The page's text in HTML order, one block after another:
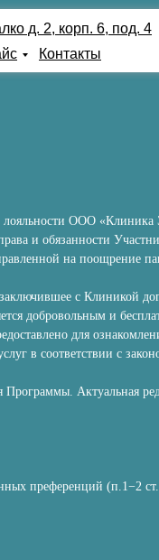
Контакты
д. 2, корп. 6, под. 4
ООО
и обязанности
на поощрение
с Клиникой
добровольным и
для
в соответствии с
Актуальная
преференций (п.1−2